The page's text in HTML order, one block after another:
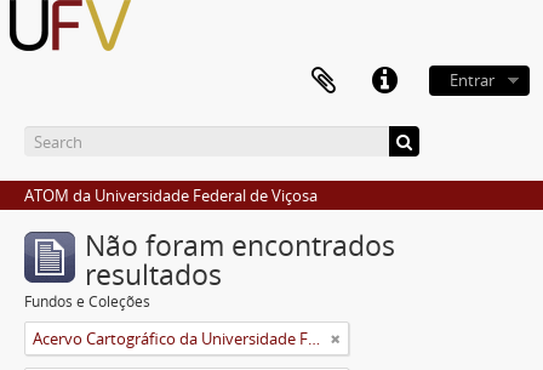
Entrar
ATOM da Universidade Federal de Viçosa
Não foram encontrados
resultados
Fundos e Coleções
Acervo Cartográfico da Universidade Federal de Viçosa